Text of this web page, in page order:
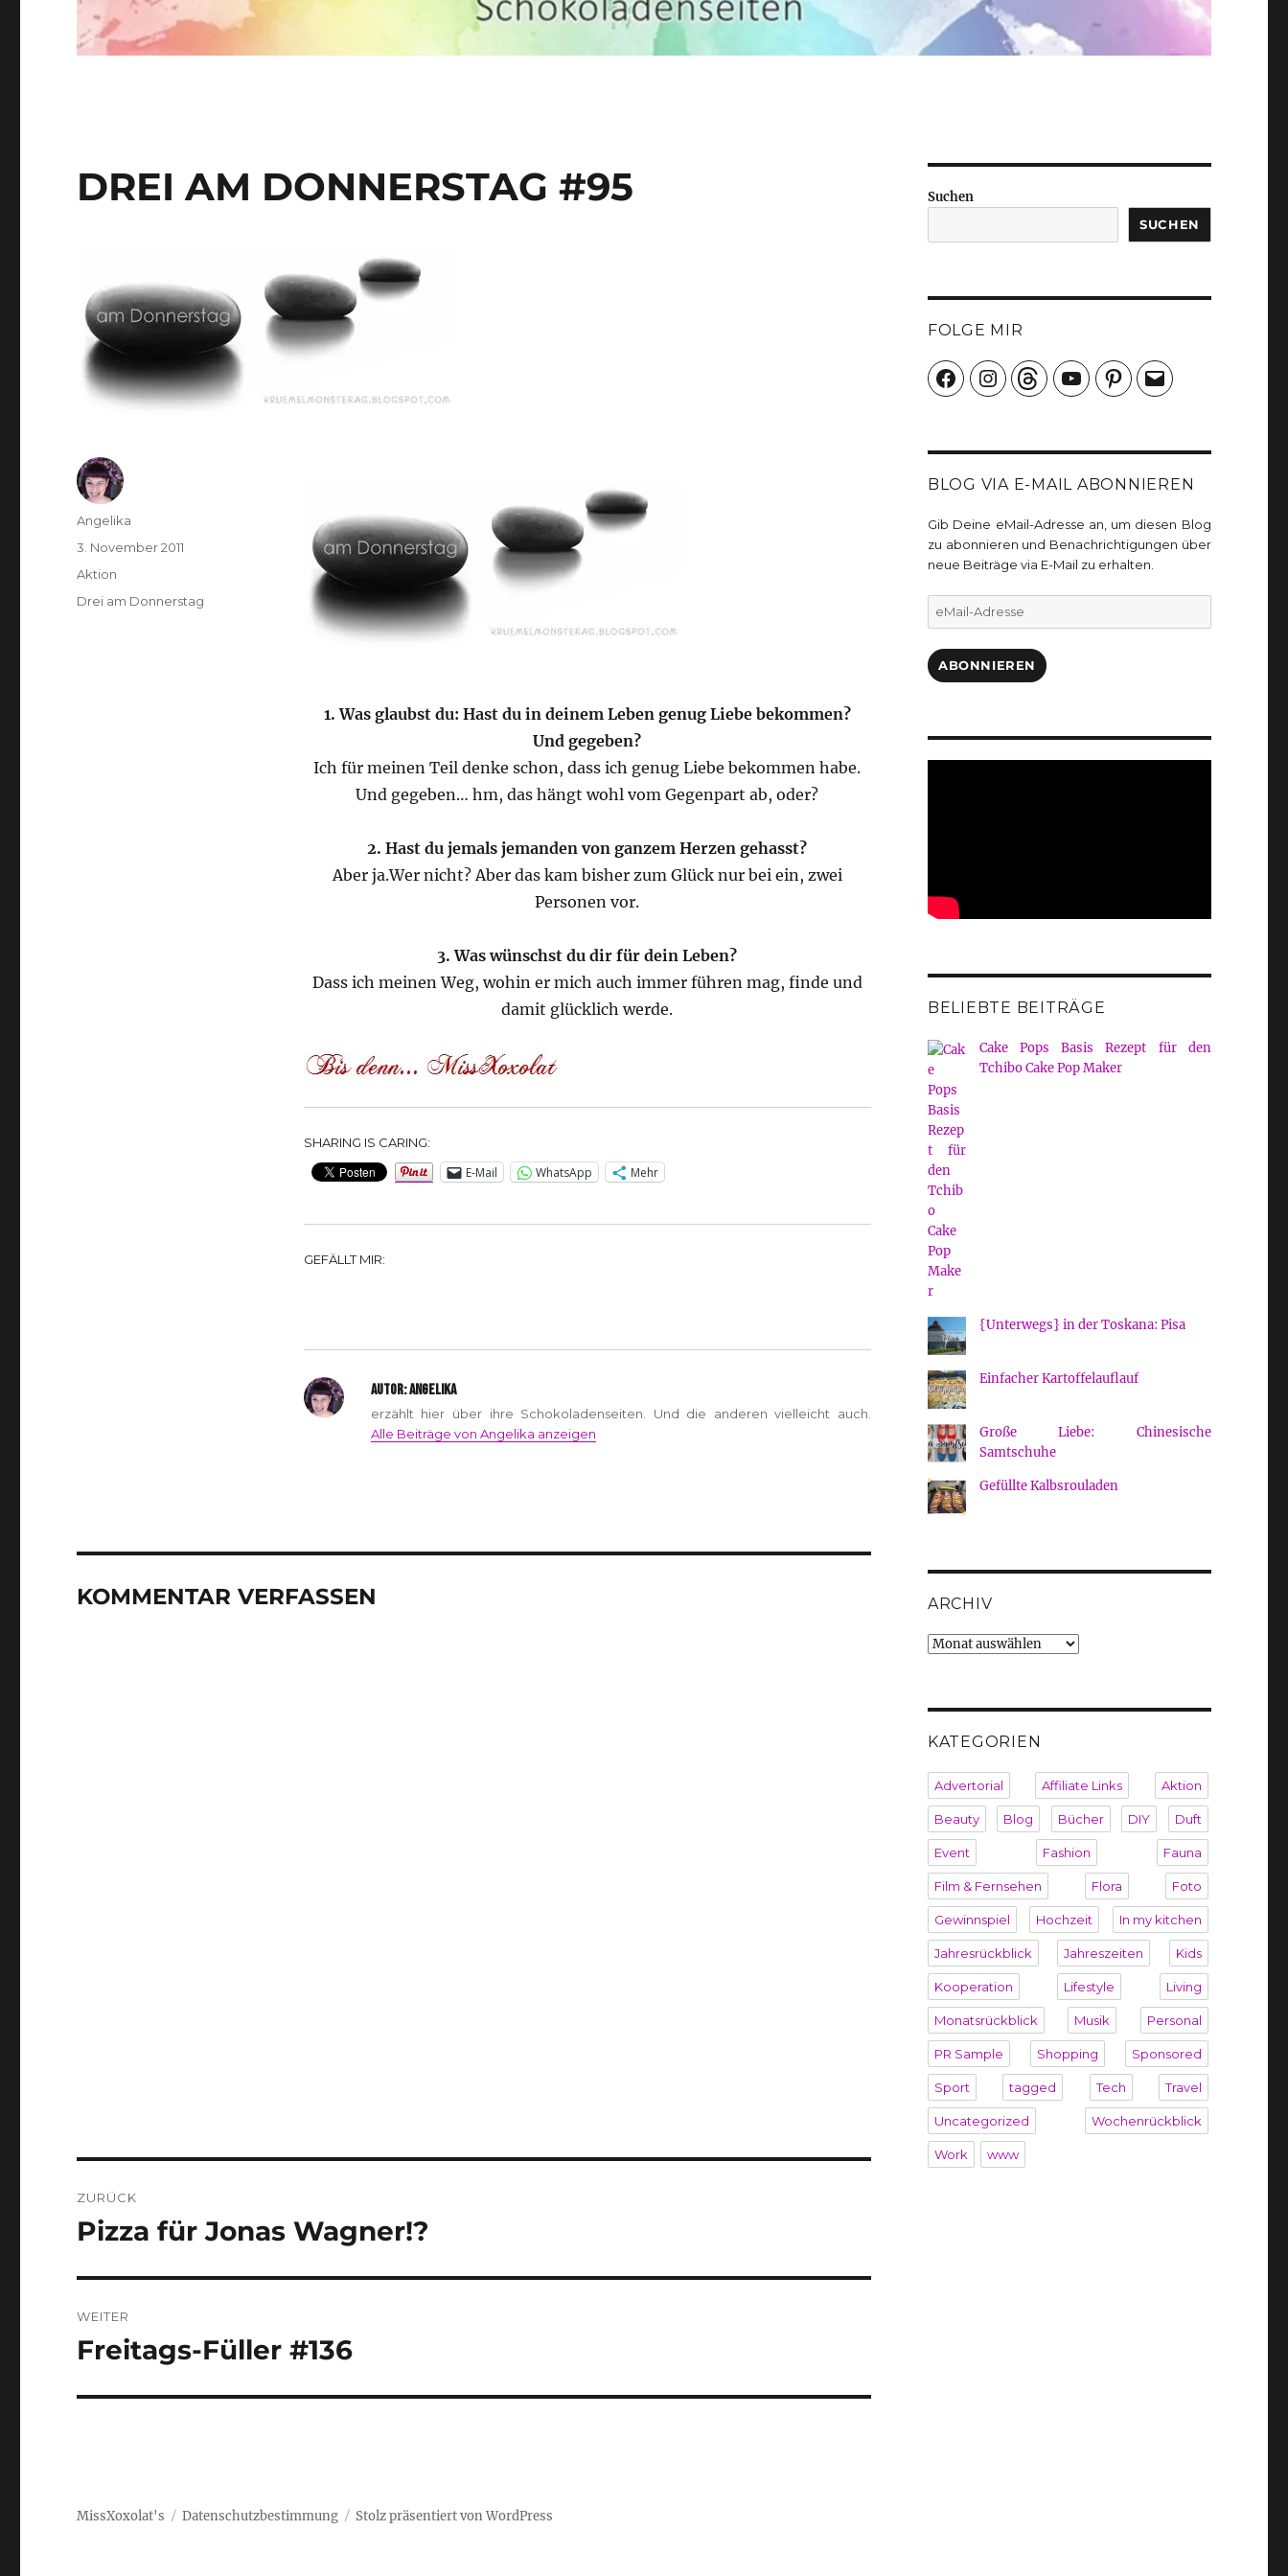
DREI AM DONNERSTAG #95
1. Was glaubst du: Hast du in deinem Leben genug Liebe bekommen?
Und gegeben?
Ich für meinen Teil denke schon, dass ich genug Liebe bekommen habe.
Und gegeben… hm, das hängt wohl vom Gegenpart ab, oder?
2. Hast du jemals jemanden von ganzem Herzen gehasst?
Aber ja.Wer nicht? Aber das kam bisher zum Glück nur bei ein, zwei
Personen vor.
3. Was wünschst du dir für dein Leben?
Dass ich meinen Weg, wohin er mich auch immer führen mag, finde und
damit glücklich werde.
SHARING IS CARING:
E-Mail WhatsApp Mehr
GEFÄLLT MIR:
AUTOR:ANGELIKA
erzählt hier über ihre Schokoladenseiten. Und die anderen vielleicht auch.
Alle Beiträge von Angelika anzeigen
Autor
Angelika
Veröffentlicht
am
3. November 2011
Kategorien
Aktion
Schlagwörter
Drei am Donnerstag
KOMMENTAR VERFASSEN
ZURÜCK
Vorheriger
Pizza für Jonas Wagner!?
WEITER
Nächster
Freitags-Füller #136
Suchen
SUCHEN
FOLGE MIR
FacebookInstagramThreadsYouTubePinterest
E-
Mail
BLOG VIA E-MAIL ABONNIEREN
Gib Deine eMail-Adresse an, um diesen Blog
zu abonnieren und Benachrichtigungen über
neue Beiträge via E-Mail zu erhalten.
eMail-
ABONNIEREN
BELIEBTE BEITRÄGE
Cake Pops Basis Rezept für den
Tchibo Cake Pop Maker
{Unterwegs} in der Toskana: Pisa
Einfacher Kartoffelauflauf
Große Liebe: Chinesische
Samtschuhe
Gefüllte Kalbsrouladen
ARCHIV
Archiv
KATEGORIEN
Advertorial Affiliate Links Aktion
Beauty Blog Bücher DIY Duft
Event Fashion Fauna
Film & Fernsehen Flora Foto
Gewinnspiel Hochzeit In my kitchen
Jahresrückblick Jahreszeiten Kids
Kooperation Lifestyle Living
Monatsrückblick Musik Personal
PR Sample Shopping Sponsored
Sport tagged Tech Travel
Uncategorized Wochenrückblick
Work www
MissXoxolat's Datenschutzbestimmung Stolz präsentiert von WordPress